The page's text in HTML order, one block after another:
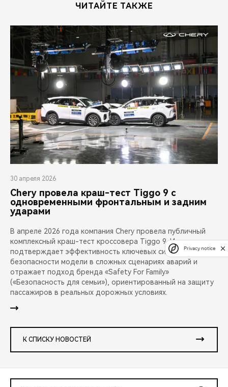
ЧИТАЙТЕ ТАКЖЕ
30 апреля 2026
Chery провела краш-тест Tiggo 9 с
одновременными фронтальным и задним
ударами
В апреле 2026 года компания Chery провела публичный
комплексный краш-тест кроссовера Tiggo 9. Испытание
подтверждает эффективность ключевых систем
безопасности модели в сложных сценариях аварий и
отражает подход бренда «Safety For Family»
(«Безопасность для семьи»), ориентированный на защиту
пассажиров в реальных дорожных условиях.
К СПИСКУ НОВОСТЕЙ
Privacy notice